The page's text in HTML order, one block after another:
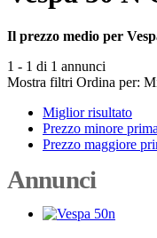
Il prezzo medio per
1 - 1 di 1 annunci
Mostra filtri Ordina per:
Miglior risultato
Prezzo minore prima
Prezzo maggiore
Annunci